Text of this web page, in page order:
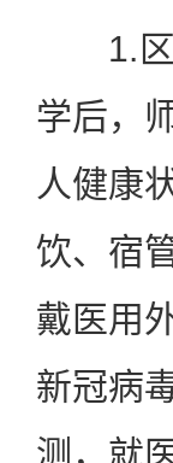
1.区
学后，
人健康
饮、宿
戴医用
新冠病
测，就